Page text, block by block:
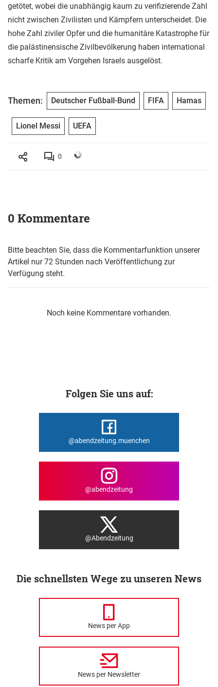
getötet, wobei die unabhängig kaum zu verifizierende Zahl
nicht zwischen Zivilisten und Kämpfern unterscheidet. Die
hohe Zahl ziviler Opfer und die humanitäre Katastrophe für
die palästinensische Zivilbevölkerung haben international
scharfe Kritik am Vorgehen Israels ausgelöst.
Themen: Deutscher Fußball-Bund FIFA Hamas
Lionel Messi UEFA
0
0 Kommentare
Bitte beachten Sie, dass die Kommentarfunktion unserer
Artikel nur 72 Stunden nach Veröffentlichung zur
Verfügung steht.
Noch keine Kommentare vorhanden.
Folgen Sie uns auf:
@abendzeitung.muenchen
@abendzeitung
@Abendzeitung
Die schnellsten Wege zu unseren News
News per App
News per Newsletter